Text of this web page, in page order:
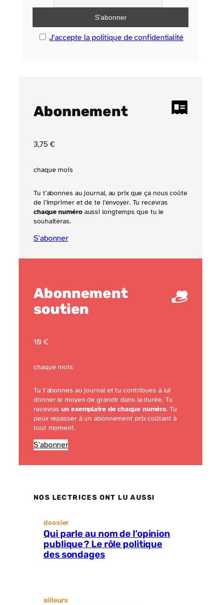
J'accepte la politique de confidentialité
Abonnement
3,75€
chaque mois
Tu t’abonnes au journal, au prix que ça nous coûte
de l’imprimer et de te l’envoyer. Tu recevras
chaque numéroaussi longtemps que tu le
souhaiteras.
S'abonner
Abonnement
soutien
10 €
chaque mois
Tu t’abonnes au journal et tu contribues à lui
donner le moyen de grandir dans la durée. Tu
recevrasun exemplaire de chaque numéro. Tu
peux repasser à un abonnement prix coûtant à
tout moment.
S'abonner
NOS LECTRICES ONT LU AUSSI
dossier
Qui parle au nom de l’opinion
publique ? Le rôle politique
des sondages
ailleurs